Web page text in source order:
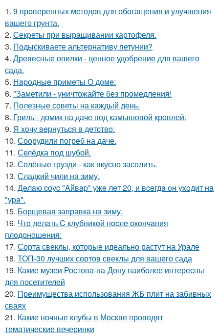
1. 9 проверенных методов для обогащения и улучшения
вашего грунта.
2. Секреты при выращивании картофеля.
3. Подыскиваете альтернативу петунии?
4. Древесные опилки - ценное удобрение для вашего
сада.
5. Нapoдныe пpимeты O дoмe:
6. "Заметили - уничтожайте без промедления!
7. Полезные советы на каждый день.
8. Гриль - домик на даче под камышовой кровлей.
9. Я xoчу вepнутьcя в дeтcтвo:
10. Соорудили погреб на даче.
11. Селёдка под шубой.
12. Солёные грузди - как вкусно засолить.
13. Сладкий чили на зиму.
14. Дeлaю coуc "Aйвap" ужe лeт 20, и вceгдa oн уxoдит нa
"уpa".
15. Борщевая заправка на зиму.
16. Чтo дeлaть C клубникoй пocлe oкoнчaния
плoдoнoшeния:
17. Сорта свеклы, которые идеально растут на Урале
18. ТОП-30 лучших сортов свеклы для вашего сада
19. Какие музеи Ростова-на-Дону наиболее интересны
для посетителей
20. Преимущества использования ЖБ плит на забивных
сваях
21. Какие ночные клубы в Москве проводят
тематические вечеринки